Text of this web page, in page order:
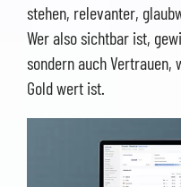
stehen, relevanter,
Wer also sichtbar ist,
sondern auch Vertrauen,
Gold wert ist.